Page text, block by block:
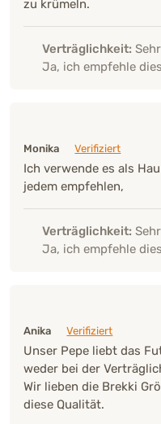
zu krümeln.
Verträglichkeit:
Ja, ich empfehle
Monika
Verifiziert
Ich verwende es als
jedem empfehlen,
Verträglichkeit:
Ja, ich empfehle
Anika
Verifiziert
Unser Pepe liebt das
weder bei der
Wir lieben die Brekki
diese Qualität.